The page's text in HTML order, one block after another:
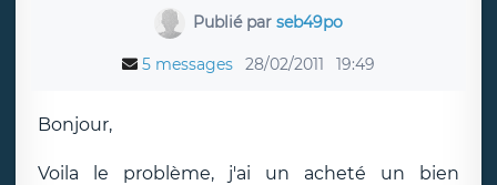
Publié parseb49po
5 messages 28/02/2011 19:49
Bonjour,
Voila le problème, j'ai un acheté un bien